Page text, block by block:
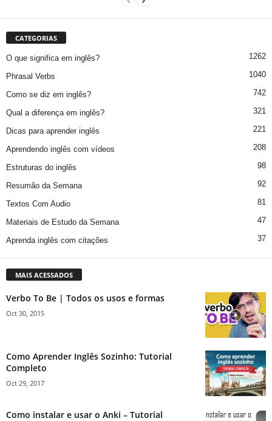
CATEGORIAS
O que significa em inglês? 1262
Phrasal Verbs 1040
Como se diz em inglês? 742
Qual a diferença em inglês? 321
Dicas para aprender inglês 221
Aprendendo inglês com vídeos 208
Estruturas do inglês 98
Resumão da Semana 92
Textos Com Audio 81
Materiais de Estudo da Semana 47
Aprenda inglês com citações 37
MAIS ACESSADOS
Verbo To Be | Todos os usos e formas
Oct 30, 2015
Como Aprender Inglês Sozinho: Tutorial
Completo
Oct 29, 2017
Como instalar e usar o Anki – Tutorial